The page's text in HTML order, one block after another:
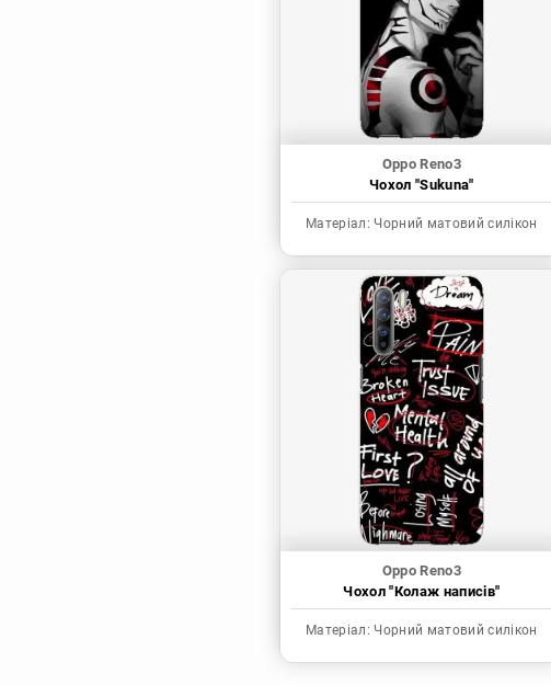
Oppo Reno3
Чохол "Sukuna"
Матеріал: Чорний матовий силікон
Oppo Reno3
Чохол "Колаж написів"
Матеріал: Чорний матовий силікон